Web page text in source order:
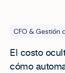
CFO & Gestión
El costo
cómo